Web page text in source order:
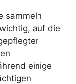
sammeln
auf die
einige